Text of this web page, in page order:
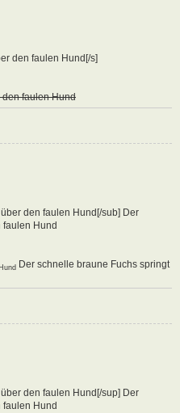
den faulen Hund[/s]
faulen Hund
den faulen Hund[/sub] Der
Hund
Der schnelle braune Fuchs springt
den faulen Hund[/sup] Der
Hund